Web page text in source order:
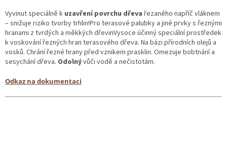
Vyvinut speciálně k uzavření povrchu dřeva řezaného napříč vláknem
– snižuje riziko tvorby trhlin!Pro terasové palubky a jiné prvky s řeznými
hranami z tvrdých a měkkých dřevinVysoce účinný speciální prostředek
k voskování řezných hran terasového dřeva. Na bázi přírodních olejů a
vosků. Chrání řezné hrany před vznikem prasklin. Omezuje bobtnání a
sesychání dřeva. Odolnývůči vodě a nečistotám.
Odkaz na dokumentaci